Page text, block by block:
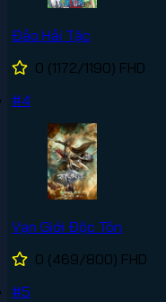
Đảo Hải Tặc
0 (1172/1190) FHD
#4
Vạn Giới Độc Tôn
0 (469/800) FHD
#5